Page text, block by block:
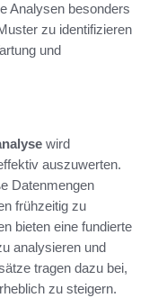
Analysen besonders
zu identifizieren
und
wird
auszuwerten.
Datenmengen
frühzeitig zu
bieten eine fundierte
analysieren und
tragen dazu bei,
zu steigern.